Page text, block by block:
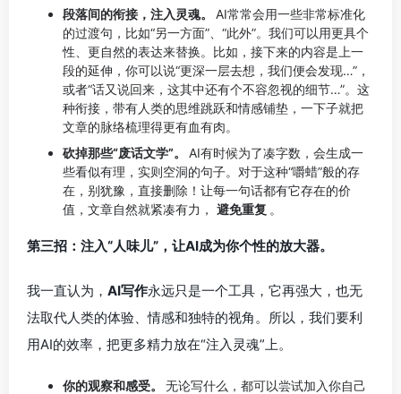
段落间的衔接，注入灵魂。 AI常常会用一些非常标准化
的过渡句，比如“另一方面”、“此外”。我们可以用更具个
性、更自然的表达来替换。比如，接下来的内容是上一
段的延伸，你可以说“更深一层去想，我们便会发现…”，
或者“话又说回来，这其中还有个不容忽视的细节…”。这
种衔接，带有人类的思维跳跃和情感铺垫，一下子就把
文章的脉络梳理得更有血有肉。
砍掉那些“废话文学”。 AI有时候为了凑字数，会生成一
些看似有理，实则空洞的句子。对于这种“嚼蜡”般的存
在，别犹豫，直接删除！让每一句话都有它存在的价
值，文章自然就紧凑有力， 避免重复 。
第三招：注入“人味儿”，让AI成为你个性的放大器。
我一直认为， AI写作永远只是一个工具，它再强大，也无
法取代人类的体验、情感和独特的视角。所以，我们要利
用AI的效率，把更多精力放在“注入灵魂”上。
你的观察和感受。 无论写什么，都可以尝试加入你自己